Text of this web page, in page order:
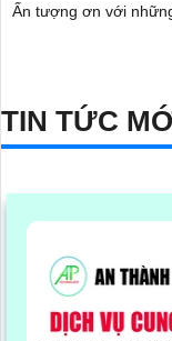
Ấn tượng ơn với
TIN TỨC